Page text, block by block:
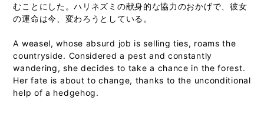
むことにした。ハリネズミの献身的な協力のおかげで、彼女
の運命は今、変わろうとしている。
A weasel, whose absurd job is selling ties, roams the
countryside. Considered a pest and constantly
wandering, she decides to take a chance in the forest.
Her fate is about to change, thanks to the unconditional
help of a hedgehog.